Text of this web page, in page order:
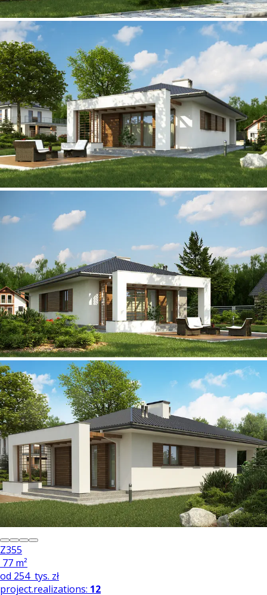
Z355
77 m²
od 254 tys. zł
project.realizations: 12